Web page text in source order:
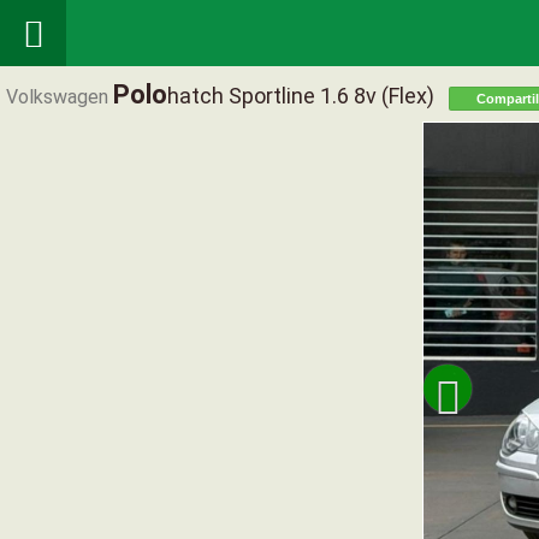

Volkswagen PoloHatch Sportline 1.6 8v (flex)
